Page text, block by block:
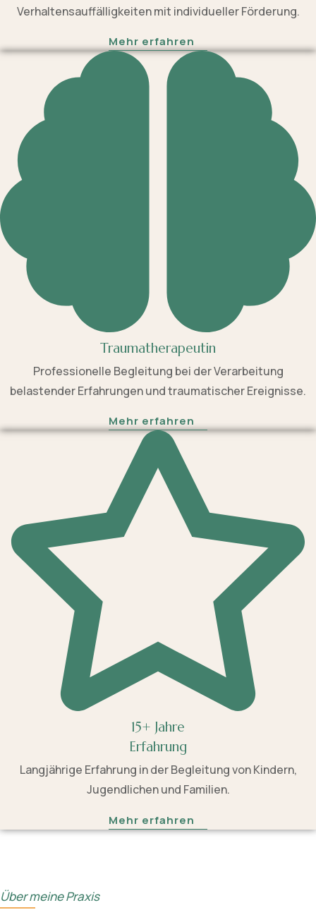
Verhaltensauffälligkeiten mit individueller Förderung.
Mehr erfahren
Traumatherapeutin
Professionelle Begleitung bei der Verarbeitung
belastender Erfahrungen und traumatischer Ereignisse.
Mehr erfahren
15+ Jahre
Erfahrung
Langjährige Erfahrung in der Begleitung von Kindern,
Jugendlichen und Familien.
Mehr erfahren
Über meine Praxis